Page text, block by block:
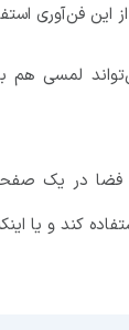
این فن‌آوری
لمسی هم
در یک
کند و یا